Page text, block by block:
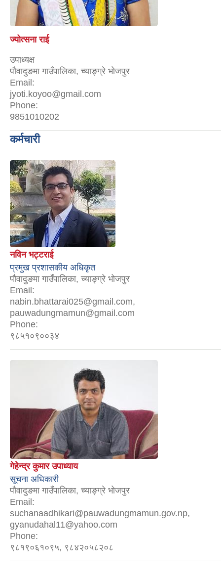
ज्योत्सना राई
उपाध्यक्ष
पौवादुङमा गाउँपालिका, च्याङ्ग्रे भोजपुर
Email:
jyoti.koyoo@gmail.com
Phone:
9851010202
कर्मचारी
नविन भट्टराई
प्रमुख प्रशासकीय अधिकृत
पौवादुङमा गाउँपालिका, च्याङ्ग्रे भोजपुर
Email:
nabin.bhattarai025@gmail.com,
pauwadungmamun@gmail.com
Phone:
९८५१०९००३४
गेहेन्द्र कुमार उपाध्याय
सूचना अधिकारी
पौवादुङमा गाउँपालिका, च्याङ्ग्रे भोजपुर
Email:
suchanaadhikari@pauwadungmamun.gov.np,
gyanudahal11@yahoo.com
Phone:
९८१९०६१०९५, ९८४२०५८२०८